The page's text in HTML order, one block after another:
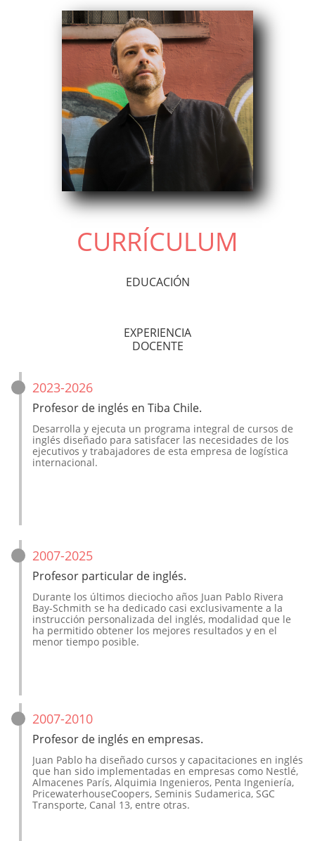
CURRÍCULUM
EDUCACIÓN
EXPERIENCIA
DOCENTE
2023-2026
Profesor de inglés en Tiba Chile.
Desarrolla y ejecuta un programa integral de cursos de
inglés diseñado para satisfacer las necesidades de los
ejecutivos y trabajadores de esta empresa de logística
internacional.
2007-2025
Profesor particular de inglés.
Durante los últimos dieciocho años Juan Pablo Rivera
Bay-Schmith se ha dedicado casi exclusivamente a la
instrucción personalizada del inglés, modalidad que le
ha permitido obtener los mejores resultados y en el
menor tiempo posible.
2007-2010
Profesor de inglés en empresas.
Juan Pablo ha diseñado cursos y capacitaciones en inglés
que han sido implementadas en empresas como Nestlé,
Almacenes París, Alquimia Ingenieros, Penta Ingeniería,
PricewaterhouseCoopers, Seminis Sudamerica, SGC
Transporte, Canal 13, entre otras.